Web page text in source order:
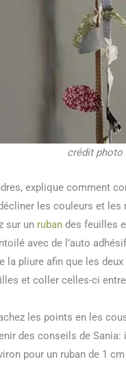
crédit photo
explique comment
les couleurs et
sur un ruban des feuilles
avec de l’auto
la pliure afin que les
et coller celles-ci
les points en les
des conseils de
pour un ruban de 1